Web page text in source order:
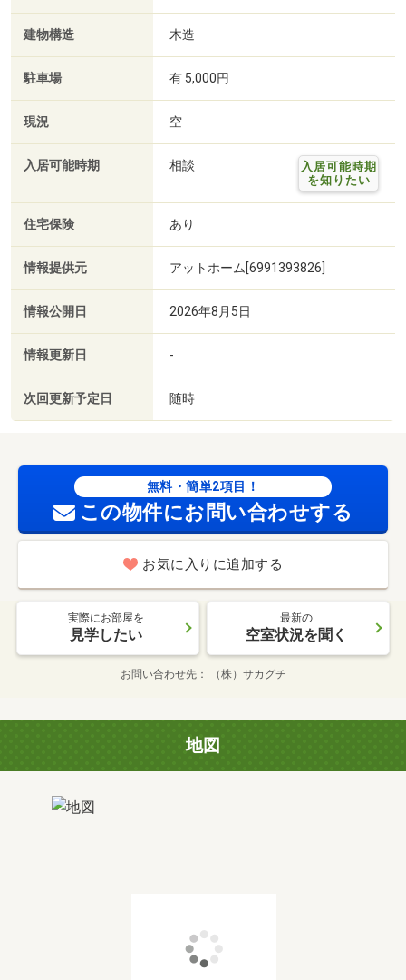
建物構造 木造
駐車場 有 5,000円
現況 空
入居可能時期 相談
入居可能時期
を知りたい
住宅保険 あり
情報提供元 アットホーム[6991393826]
情報公開日 2026年8月5日
情報更新日 -
次回更新予定日 随時
無料・簡単2項目！
この物件にお問い合わせする
お気に入りに追加する
実際にお部屋を
見学したい
最新の
空室状況を聞く
お問い合わせ先 （株）サカグチ
地図